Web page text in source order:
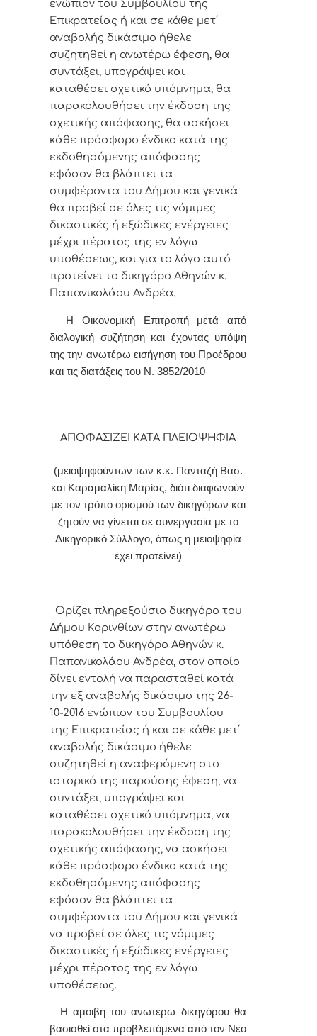
ενώπιον του Συμβουλίου της
Επικρατείας ή και σε κάθε μετ΄
αναβολής δικάσιμο ήθελε
συζητηθεί η ανωτέρω έφεση, θα
συντάξει, υπογράψει και
καταθέσει σχετικό υπόμνημα, θα
παρακολουθήσει την έκδοση της
σχετικής απόφασης, θα ασκήσει
κάθε πρόσφορο ένδικο κατά της
εκδοθησόμενης απόφασης
εφόσον θα βλάπτει τα
συμφέροντα του Δήμου και γενικά
θα προβεί σε όλες τις νόμιμες
δικαστικές ή εξώδικες ενέργειες
μέχρι πέρατος της εν λόγω
υποθέσεως, και για το λόγο αυτό
προτείνει το δικηγόρο Αθηνών κ.
Παπανικολάου Ανδρέα.
Η Οικονομική Επιτροπή μετά από
διαλογική συζήτηση και έχοντας υπόψη
της την ανωτέρω εισήγηση του Προέδρου
και τις διατάξεις του Ν. 3852/2010
ΑΠΟΦΑΣΙΖΕΙ ΚΑΤΑ ΠΛΕΙΟΨΗΦΙΑ
(μειοψηφούντων των κ.κ. Πανταζή Βασ.
και Καραμαλίκη Μαρίας, διότι διαφωνούν
με τον τρόπο ορισμού των δικηγόρων και
ζητούν να γίνεται σε συνεργασία με το
Δικηγορικό Σύλλογο, όπως η μειοψηφία
έχει προτείνει)
Ορίζει πληρεξούσιο δικηγόρο του
Δήμου Κορινθίων στην ανωτέρω
υπόθεση το δικηγόρο Αθηνών κ.
Παπανικολάου Ανδρέα, στον οποίο
δίνει εντολή να παρασταθεί κατά
την εξ αναβολής δικάσιμο της 26-
10-2016 ενώπιον του Συμβουλίου
της Επικρατείας ή και σε κάθε μετ΄
αναβολής δικάσιμο ήθελε
συζητηθεί η αναφερόμενη στο
ιστορικό της παρούσης έφεση, να
συντάξει, υπογράψει και
καταθέσει σχετικό υπόμνημα, να
παρακολουθήσει την έκδοση της
σχετικής απόφασης, να ασκήσει
κάθε πρόσφορο ένδικο κατά της
εκδοθησόμενης απόφασης
εφόσον θα βλάπτει τα
συμφέροντα του Δήμου και γενικά
να προβεί σε όλες τις νόμιμες
δικαστικές ή εξώδικες ενέργειες
μέχρι πέρατος της εν λόγω
υποθέσεως.
Η αμοιβή του ανωτέρω δικηγόρου θα
βασισθεί στα προβλεπόμενα από τον Νέο